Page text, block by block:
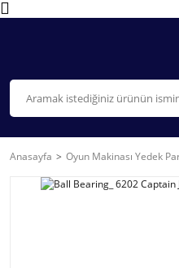
Anasayfa Oyun Makinası Yedek